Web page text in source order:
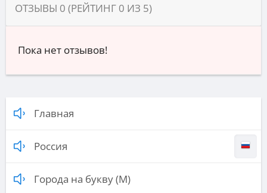
ОТЗЫВЫ 0 (РЕЙТИНГ 0 ИЗ 5)
Пока нет отзывов!
Главная
Россия
Города на букву (М)